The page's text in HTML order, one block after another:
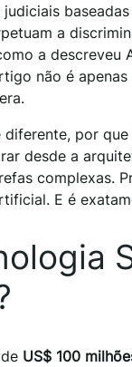
a
a
não é
por
desde a
complexas.
E é
US$ 100